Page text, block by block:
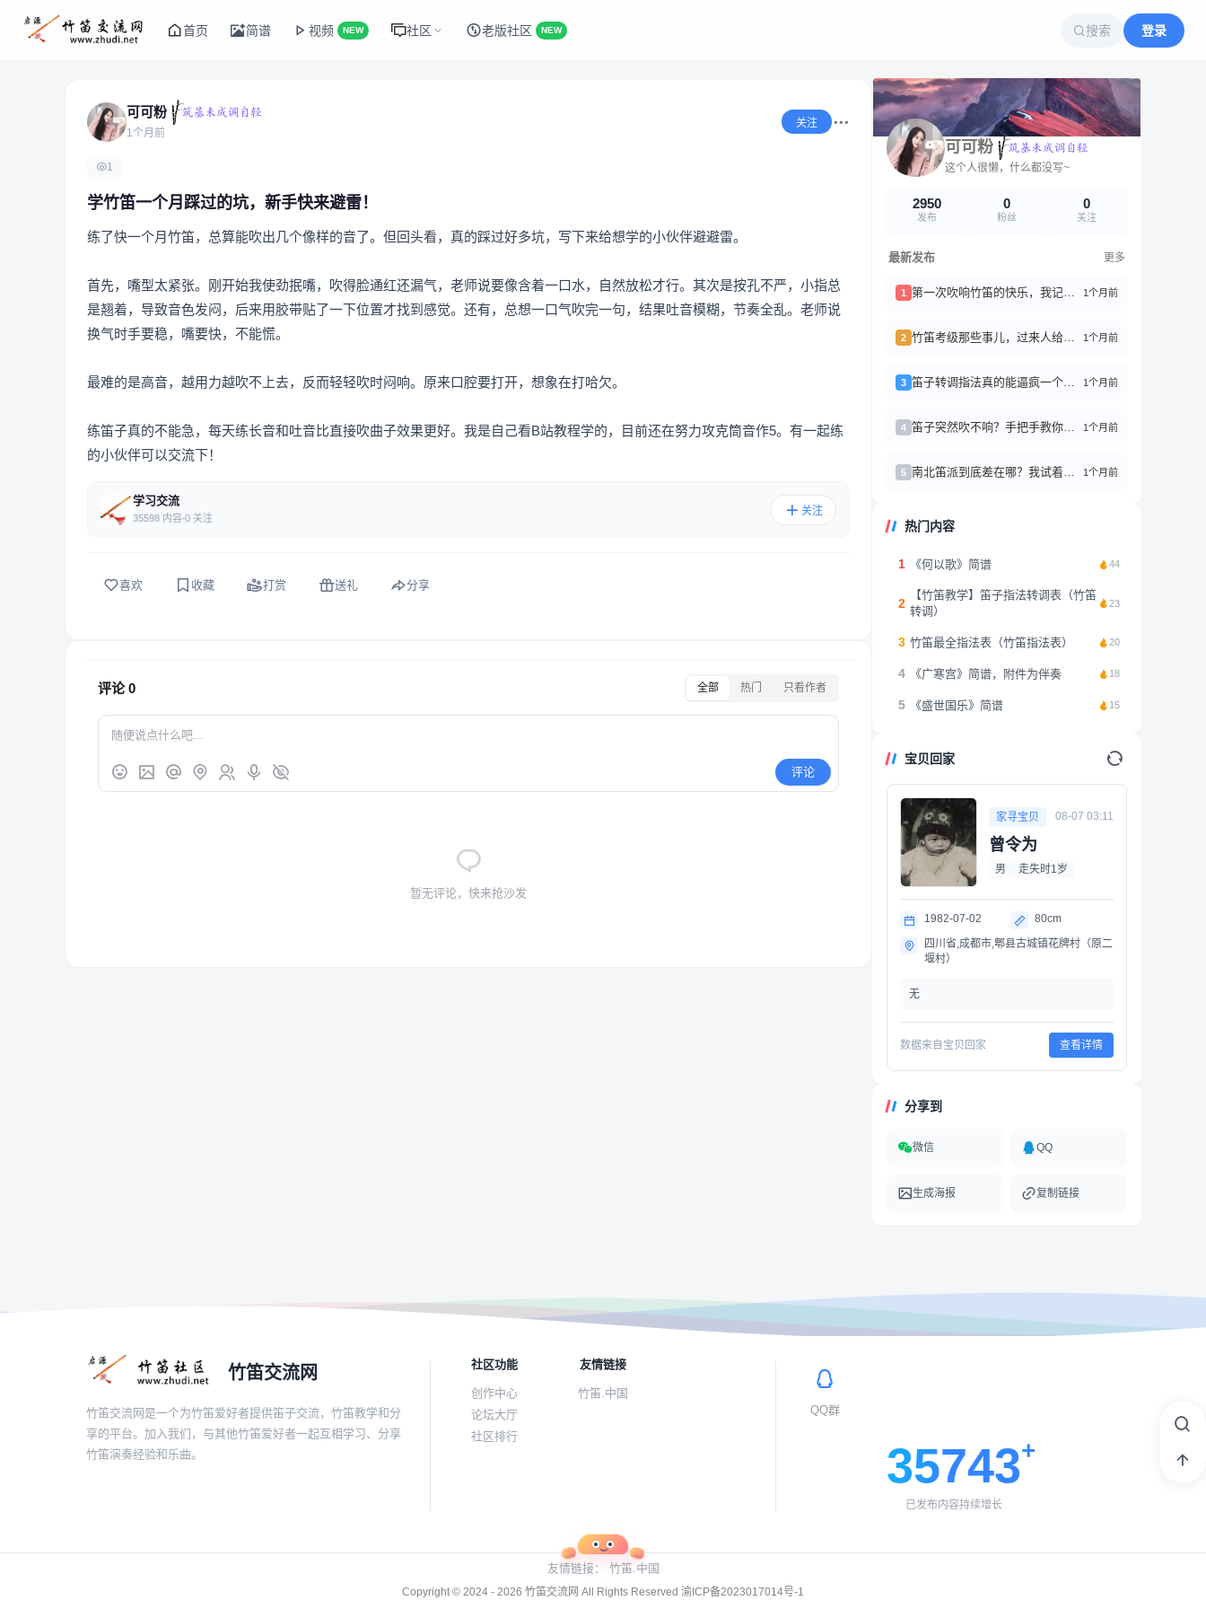
首页 简谱 视频 NEW 社区 老版社区 NEW 搜索 登录
可可粉
1个月前
关注
1
学竹笛一个月踩过的坑，新手快来避雷！
练了快一个月竹笛，总算能吹出几个像样的音了。但回头看，真的踩过好多坑，写下来给想学的小伙伴避避雷。
首先，嘴型太紧张。刚开始我使劲抿嘴，吹得脸通红还漏气，老师说要像含着一口水，自然放松才行。其次是按孔不严，小指总
是翘着，导致音色发闷，后来用胶带贴了一下位置才找到感觉。还有，总想一口气吹完一句，结果吐音模糊，节奏全乱。老师说
换气时手要稳，嘴要快，不能慌。
最难的是高音，越用力越吹不上去，反而轻轻吹时闷响。原来口腔要打开，想象在打哈欠。
练笛子真的不能急，每天练长音和吐音比直接吹曲子效果更好。我是自己看B站教程学的，目前还在努力攻克筒音作5。有一起练
的小伙伴可以交流下！
学习交流
35598 内容 0 关注
关注
喜欢 收藏 打赏 送礼 分享
评论0 全部 热门 只看作者
评论
暂无评论，快来抢沙发
可可粉
这个人很懒，什么都没写~
2950
发布
0
粉丝
0
关注
最新发布 更多
1 第一次吹响竹笛的快乐，我记了好久 1个月前
2 竹笛考级那些事儿，过来人给你们避坑 1个月前
3 笛子转调指法真的能逼疯一个新手 1个月前
4 笛子突然吹不响？手把手教你简单修理小技巧 1个月前
5 南北笛派到底差在哪？我试着吹了三个月，终于有点感悟了 1个月前
热门内容
1 《何以歌》简谱 44
2
【竹笛教学】笛子指法转调表（竹笛
转调）
23
3 竹笛最全指法表（竹笛指法表） 20
4 《广寒宫》简谱，附件为伴奏 18
5 《盛世国乐》简谱 15
宝贝回家
家寻宝贝 08-07 03:11
曾令为
男 走失时1岁
1982-07-02
80cm
四川省,成都市,郫县古城镇花牌村（原二
堰村）
无
数据来自宝贝回家 查看详情
分享到
微信 QQ
生成海报 复制链接
竹笛交流网
竹笛交流网是一个为竹笛爱好者提供笛子交流，竹笛教学和分
享的平台。加入我们，与其他竹笛爱好者一起互相学习、分享
竹笛演奏经验和乐曲。
社区功能
创作中心
论坛大厅
社区排行
友情链接
竹笛.中国
QQ群
35743
已发布内容持续增长
友情链接： 竹笛.中国
Copyright © 2024 - 2026 竹笛交流网 All Rights Reserved 渝ICP备2023017014号-1